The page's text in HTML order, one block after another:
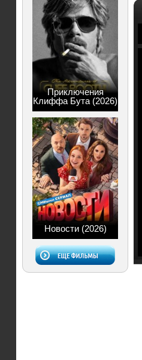
Приключения
Клиффа Бута (2026)
Новости (2026)